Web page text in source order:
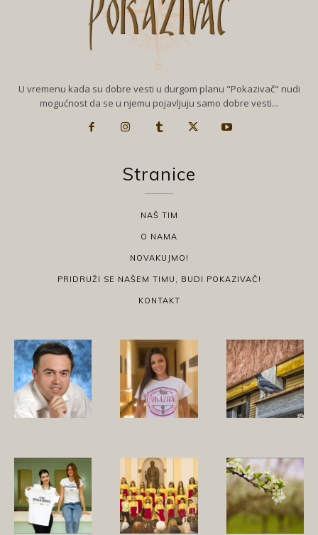
U vremenu kada su dobre vesti u durgom planu "Pokazivač" nudi
mogućnost da se u njemu pojavljuju samo dobre vesti...
Stranice
NAŠ TIM
O NAMA
NOVAKUJMO!
PRIDRUŽI SE NAŠEM TIMU, BUDI POKAZIVAČ!
KONTAKT